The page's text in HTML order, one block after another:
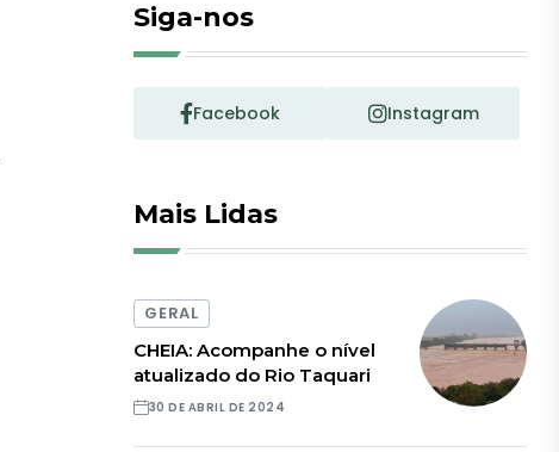
Siga-nos
Facebook Instagram
Mais Lidas
GERAL
CHEIA: Acompanhe o nível
atualizado do Rio Taquari
30 DE ABRIL DE 2024